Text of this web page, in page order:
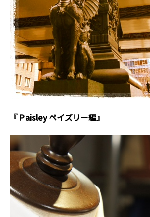
『Ｐaisley ペイズリー編』